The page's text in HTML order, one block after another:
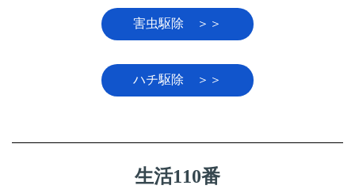
害虫駆除 ＞＞
ハチ駆除 ＞＞
生活110番